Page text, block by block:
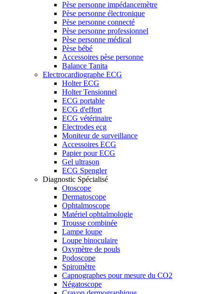
Pèse personne impédancemètre
Pèse personne électronique
Pèse personne connecté
Pèse personne professionnel
Pèse personne médical
Pèse bébé
Accessoires pèse personne
Balance Tanita
Electrocardiographe ECG
Holter ECG
Holter Tensionnel
ECG portable
ECG d'effort
ECG vétérinaire
Electrodes ecg
Moniteur de surveillance
Accessoires ECG
Papier pour ECG
Gel ultrason
ECG Spengler
Diagnostic Spécialisé
Otoscope
Dermatoscope
Ophtalmoscope
Matériel ophtalmologie
Trousse combinée
Lampe loupe
Loupe binoculaire
Oxymètre de pouls
Podoscope
Spiromètre
Capnographes pour mesure du CO2
Négatoscope